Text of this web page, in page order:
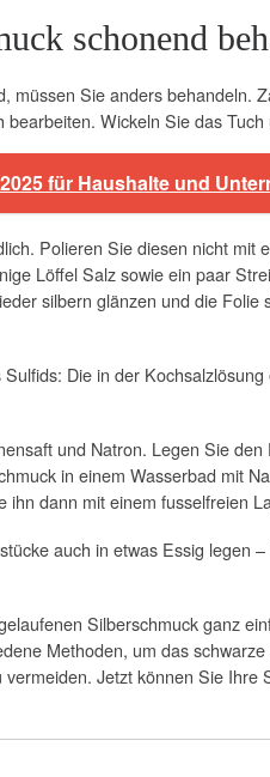
schonend
müssen Sie anders
Wickeln Sie das
für Haushalte und
Polieren Sie diesen nicht
Löffel Salz sowie ein paar
silbern glänzen und die
Die in der
und Natron. Legen Sie
in einem Wasserbad mit
dann mit einem fusselfreien
auch in etwas Essig legen
Silberschmuck ganz
Methoden, um das
Jetzt können Sie